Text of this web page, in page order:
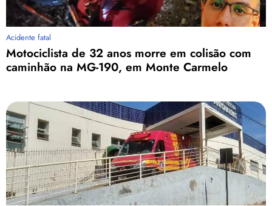
Acidente fatal
Motociclista de 32 anos morre em colisão com
caminhão na MG-190, em Monte Carmelo